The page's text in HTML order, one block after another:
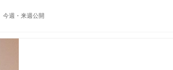
今週・来週公開